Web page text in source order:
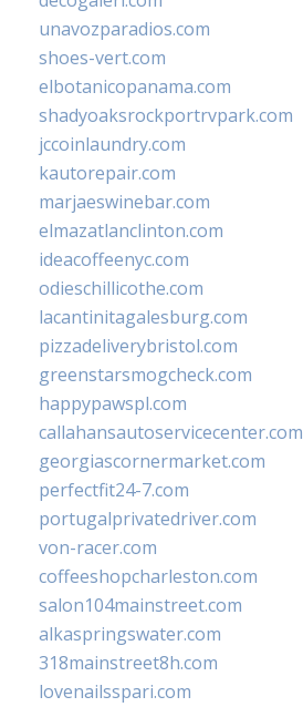
unavozparadios.com
shoes-vert.com
elbotanicopanama.com
shadyoaksrockportrvpark.com
jccoinlaundry.com
kautorepair.com
marjaeswinebar.com
elmazatlanclinton.com
ideacoffeenyc.com
odieschillicothe.com
lacantinitagalesburg.com
pizzadeliverybristol.com
greenstarsmogcheck.com
happypawspl.com
callahansautoservicecenter.com
georgiascornermarket.com
perfectfit24-7.com
portugalprivatedriver.com
von-racer.com
coffeeshopcharleston.com
salon104mainstreet.com
alkaspringswater.com
318mainstreet8h.com
lovenailsspari.com